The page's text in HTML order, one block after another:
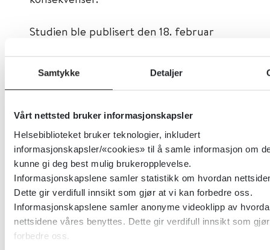
Samtykke Detaljer
Vårt nettsted bruker informasjonskapsler
Helsebiblioteket bruker teknologier, inkludert
informasjonskapsler/«cookies» til å samle informasjon om
kunne gi deg best mulig brukeropplevelse.
Informasjonskapslene samler statistikk om hvordan
Dette gir verdifull innsikt som gjør at vi kan forbedre oss.
Informasjonskapslene samler anonyme videoklipp av
nettsidene våres benyttes. Dette gir verdifull innsikt som
forbedre oss.
Studien ble publisert den 18. februar
social norm feedback to high prescribers
of antibiotics in general practice: a
trial». Artikkelen kan leses på
http://www.thelancet.com/journals/lancet/
6736(16)00215-4/fulltext.
Artikkelen har tidligere vært publisert i
nyhetsbloggenLegemiddelaktuelt.
Les mer om